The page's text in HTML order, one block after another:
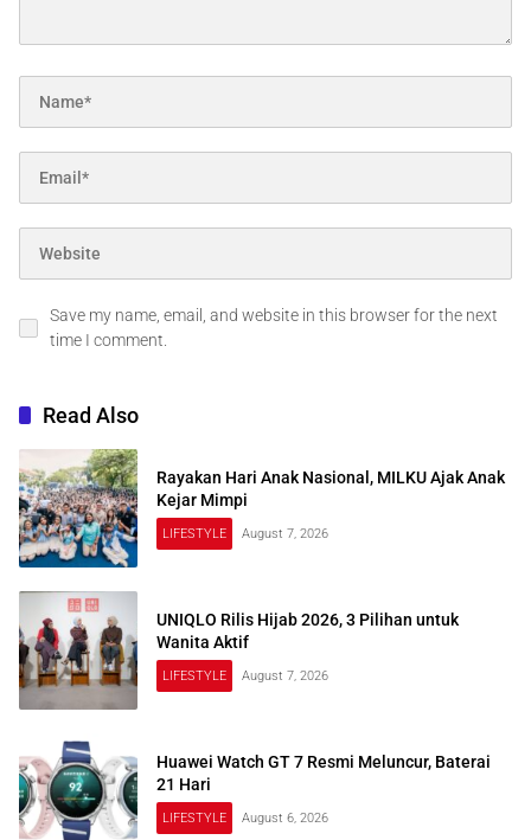
Save my name, email, and website in this browser for the next
time I comment.
Read Also
Rayakan Hari Anak Nasional, MILKU Ajak Anak
Kejar Mimpi
LIFESTYLE August 7, 2026
UNIQLO Rilis Hijab 2026, 3 Pilihan untuk
Wanita Aktif
LIFESTYLE August 7, 2026
Huawei Watch GT 7 Resmi Meluncur, Baterai
21 Hari
LIFESTYLE August 6, 2026